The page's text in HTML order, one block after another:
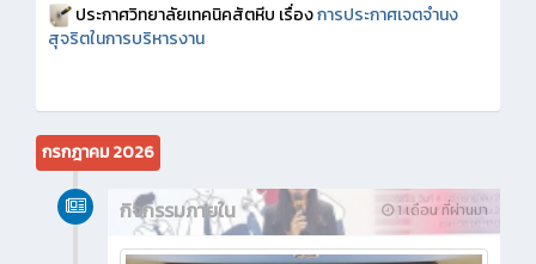
ประกาศวิทยาลัยเทคนิคสัตหีบ เรื่องการประกาศเจตจำนง
สุจริตในการบริหารงาน
กรกฎาคม 2026
1 เดือน ที่ผ่านมา
กิจกรรมภายใน